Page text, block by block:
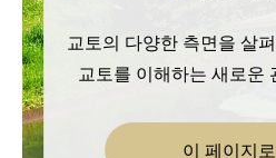
교토의 다양한 측면을 살
교토를 이해하는 새로운
이 페이지